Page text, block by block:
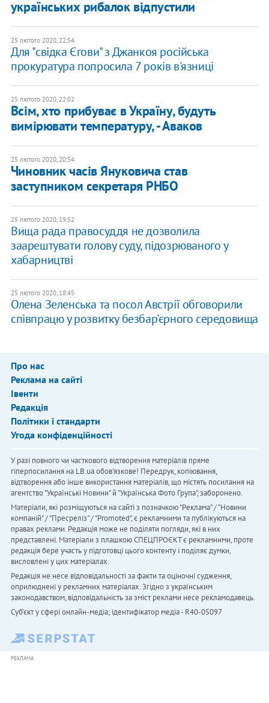
українських рибалок відпустили
25 лютого 2020, 22:54
Для "свідка Єгови" з Джанкоя російська
прокуратура попросила 7 років в'язниці
25 лютого 2020, 22:02
Всім, хто прибуває в Україну, будуть
вимірювати температуру, - Аваков
25 лютого 2020, 20:54
Чиновник часів Януковича став
заступником секретаря РНБО
25 лютого 2020, 19:52
Вища рада правосуддя не дозволила
заарештувати голову суду, підозрюваного у
хабарництві
25 лютого 2020, 18:45
Олена Зеленська та посол Австрії обговорили
співпрацю у розвитку безбар'єрного середовища
Про нас
Реклама на сайті
Івенти
Редакція
Політики і стандарти
Угода конфіденційності
У разі повного чи часткового відтворення матеріалів пряме
гіперпосилання на LB.ua обов'язкове! Передрук, копіювання,
відтворення або інше використання матеріалів, що містять посилання на
агентство "Українськi Новини" й "Українська Фото Група", заборонено.
Матеріали, які розміщуються на сайті з позначкою "Реклама" / "Новини
компаній" / "Пресреліз" / "Promoted", є рекламними та публікуються на
правах реклами. Редакція може не поділяти погляди, які в них
представлені. Матеріали з плашкою СПЕЦПРОЄКТ є рекламними, проте
редакція бере участь у підготовці цього контенту і поділяє думки,
висловлені у цих матеріалах.
Редакція не несе відповідальності за факти та оціночні судження,
оприлюднені у рекламних матеріалах. Згідно з українським
законодавством, відповідальність за зміст реклами несе рекламодавець.
Cуб'єкт у сфері онлайн-медіа; ідентифікатор медіа - R40-05097
РЕКЛАМА